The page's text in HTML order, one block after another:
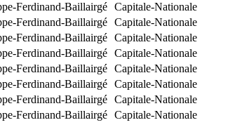
Ferdinand-Baillairgé Capitale-Nationale
Ferdinand-Baillairgé Capitale-Nationale
Ferdinand-Baillairgé Capitale-Nationale
Ferdinand-Baillairgé Capitale-Nationale
Ferdinand-Baillairgé Capitale-Nationale
Ferdinand-Baillairgé Capitale-Nationale
Ferdinand-Baillairgé Capitale-Nationale
Ferdinand-Baillairgé Capitale-Nationale